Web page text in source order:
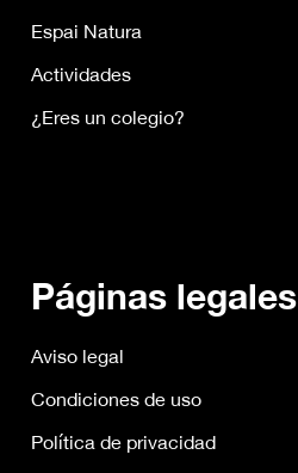
Espai Natura
Actividades
¿Eres un colegio?
Páginas legales
Aviso legal
Condiciones de uso
Política de privacidad